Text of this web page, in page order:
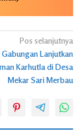
Pos selanjutnya
Lanjutkan
Karhutla di Desa
Mekar Sari Merbau